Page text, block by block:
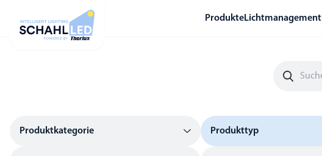
ProdukteLichtmanagement
Produktkategorie Produkttyp